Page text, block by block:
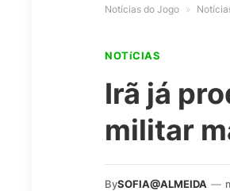
Notícias do Jogo »
NOTíCIAS
Irã já
militar
BySOFIA@ALMEIDA —